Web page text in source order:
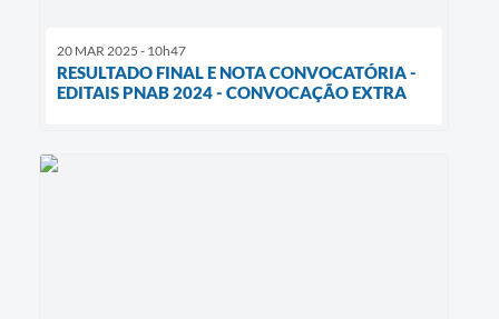
20 MAR 2025 - 10h47
RESULTADO FINAL E NOTA CONVOCATÓRIA -
EDITAIS PNAB 2024 - CONVOCAÇÃO EXTRA